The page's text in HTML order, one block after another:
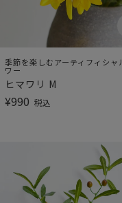
季節を楽しむアーティフィシャ
ワー
ヒマワリ M
¥990 税込